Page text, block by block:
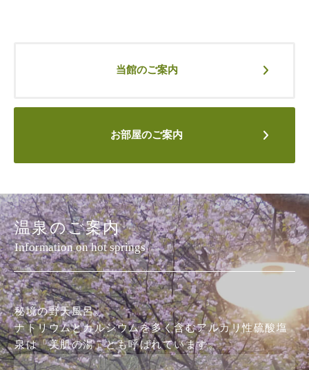
当館のご案内
お部屋のご案内
温泉のご案内
Information on hot springs
秘境の野天風呂。
ナトリウムとカルシウムを多く含むアルカリ性硫酸塩
泉は「美肌の湯」とも呼ばれています。